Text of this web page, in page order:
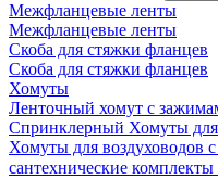
Межфланцевые ленты
Межфланцевые ленты
Скоба для стяжки фланцев
Скоба для стяжки фланцев
Хомуты
Ленточный хомут с
Спринклерный Хомуты для
Хомуты для воздуховодов
сантехнические комплекты